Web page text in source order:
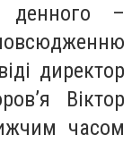
денного –
директор
Віктор
часом